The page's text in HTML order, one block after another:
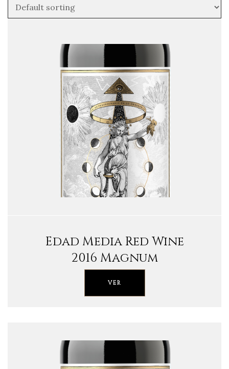
Edad Media Red Wine
2016 Magnum
VER